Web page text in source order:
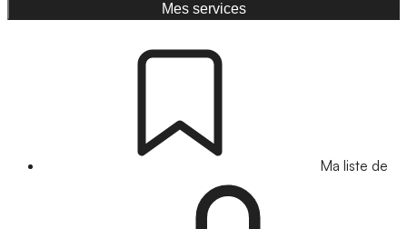
Mes services
Ma liste de